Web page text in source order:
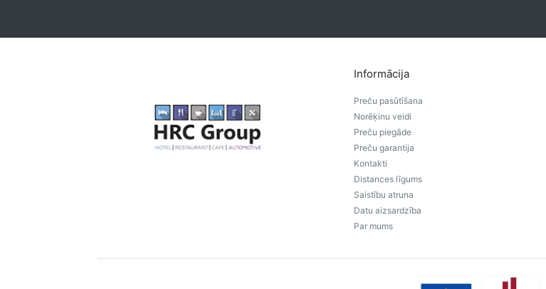
Informācija
Preču pasūtīšana
Norēķinu veidi
Preču piegāde
Preču garantija
Kontakti
Distances līgums
Saistību atruna
Datu aizsardzība
Par mums